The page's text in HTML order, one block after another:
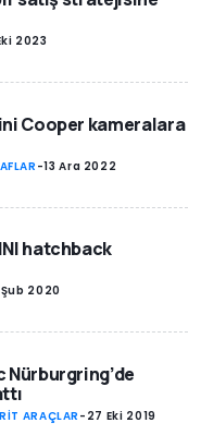
2023
Cooper kameralara
-13 Ara 2022
hatchback
2020
Nürburgring’de
ARAÇLAR - 27 Eki 2019